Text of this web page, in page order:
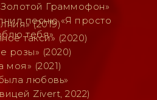
Граммофон»
песню «Я просто
тебя»
(2019)
такси» (2020)
розы» (2020)
моя» (2021)
любовь»
Zivert, 2022)